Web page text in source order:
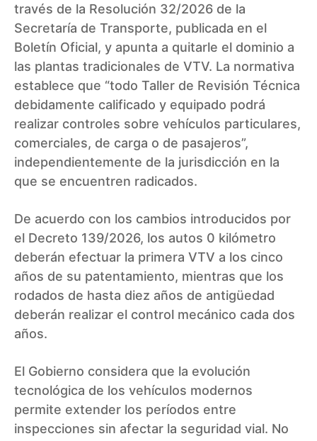
través de la Resolución 32/2026 de la
Secretaría de Transporte, publicada en el
Boletín Oficial, y apunta a quitarle el dominio a
las plantas tradicionales de VTV. La normativa
establece que “todo Taller de Revisión Técnica
debidamente calificado y equipado podrá
realizar controles sobre vehículos particulares,
comerciales, de carga o de pasajeros”,
independientemente de la jurisdicción en la
que se encuentren radicados.
De acuerdo con los cambios introducidos por
el Decreto 139/2026, los autos 0 kilómetro
deberán efectuar la primera VTV a los cinco
años de su patentamiento, mientras que los
rodados de hasta diez años de antigüedad
deberán realizar el control mecánico cada dos
años.
El Gobierno considera que la evolución
tecnológica de los vehículos modernos
permite extender los períodos entre
inspecciones sin afectar la seguridad vial. No